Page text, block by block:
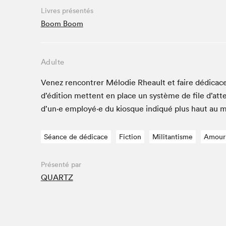
Café La Presse
Espace Côte-des-Neiges
La lecture en cadeau
Le grand jeu de lecture à voix haute du Salon du livre
de Montréal
Lettres québécoises au Salon
Louisiane enracinée et branchée
SLM PRO
Zone Manga
Livres présentés
Boom Boom
Adulte
Venez ren­con­tr­er Mélodie Rheault et faire
d’édi­tion met­tent en place un sys­tème de file
d’un·e employé·e du kiosque indiqué plus haut au
Séance de dédicace Fiction Militantisme Amour
Présenté par
QUARTZ